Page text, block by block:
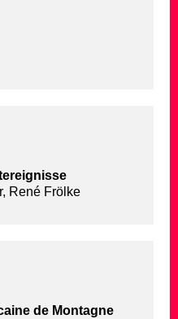
René Frölke
de Montagne